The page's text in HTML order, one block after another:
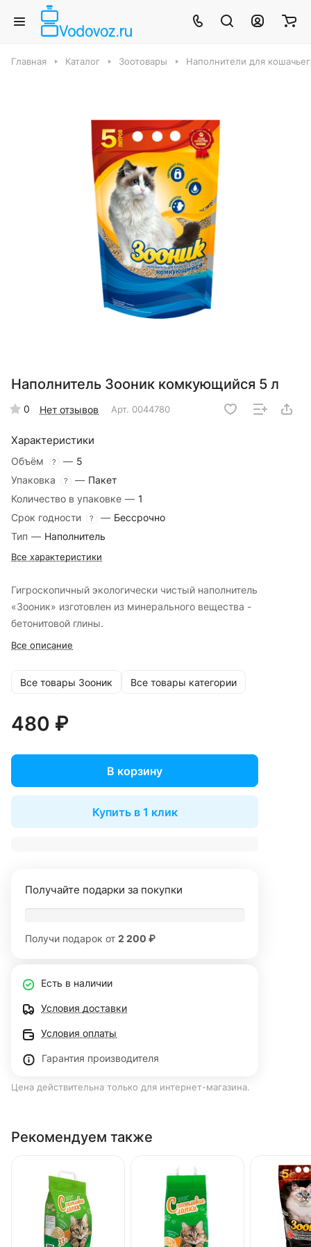
Главная Каталог Зоотовары Наполнители для
Наполнитель Зооник комкующийся 5 л
0 Нет отзывов Арт. 0044780
Характеристики
Объём ? — 5
Упаковка
? — Пакет
Количество в упаковке — 1
Срок годности
? — Бессрочно
Тип — Наполнитель
Все характеристики
Гигроскопичный экологически чистый наполнитель
«Зооник» изготовлен из минерального вещества -
бетонитовой глины.
Все описание
Все товары Зооник Все товары категории
480 ₽
В корзину
Купить в 1 клик
Получайте подарки за покупки
Получи подарок от 2 200 ₽
Есть в наличии
Условия доставки
Условия оплаты
Гарантия производителя
Цена действительна только для интернет-магазина.
Рекомендуем также